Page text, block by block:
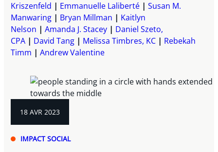
Kriszenfeld
Emmanuelle Laliberté
Susan M.
Manwaring
Bryan Millman
Kaitlyn
Nelson
Amanda J. Stacey
Daniel Szeto,
CPA
David Tang Melissa Timbres, KC
Rebekah
Timm
Andrew Valentine
18 AVR 2023
IMPACT SOCIAL